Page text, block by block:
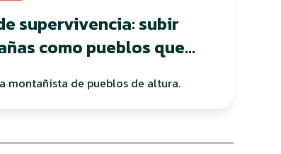
supervivencia: subir
como pueblos que
montañista de pueblos de altura.